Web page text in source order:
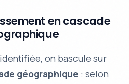
en cascade
on bascule sur
géographique : selon